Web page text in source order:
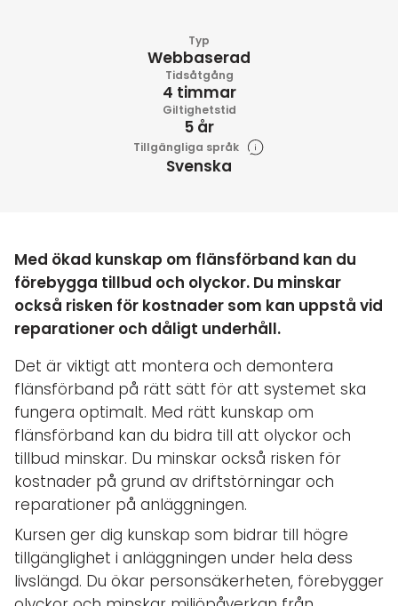
Typ
Webbaserad
Tidsåtgång
4 timmar
Giltighetstid
5 år
Tillgängliga språk
Svenska
Med ökad kunskap om flänsförband kan du
förebygga tillbud och olyckor. Du minskar
också risken för kostnader som kan uppstå vid
reparationer och dåligt underhåll.
Det är viktigt att montera och demontera
flänsförband på rätt sätt för att systemet ska
fungera optimalt. Med rätt kunskap om
flänsförband kan du bidra till att olyckor och
tillbud minskar. Du minskar också risken för
kostnader på grund av driftstörningar och
reparationer på anläggningen.
Kursen ger dig kunskap som bidrar till högre
tillgänglighet i anläggningen under hela dess
livslängd. Du ökar personsäkerheten, förebygger